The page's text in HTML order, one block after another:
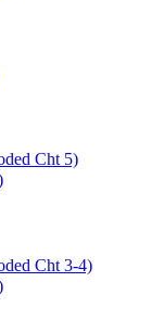
Cht 5)
Cht 3-4)